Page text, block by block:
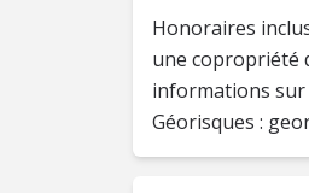
Honoraires
une copropriété
informations sur